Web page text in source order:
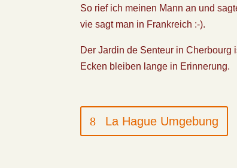
So rief ich meinen Mann an und
vie sagt man in Frankreich :-).
Der Jardin de Senteur in Cherbourg
Ecken bleiben lange in Erinnerung.
La Hague Umgebung